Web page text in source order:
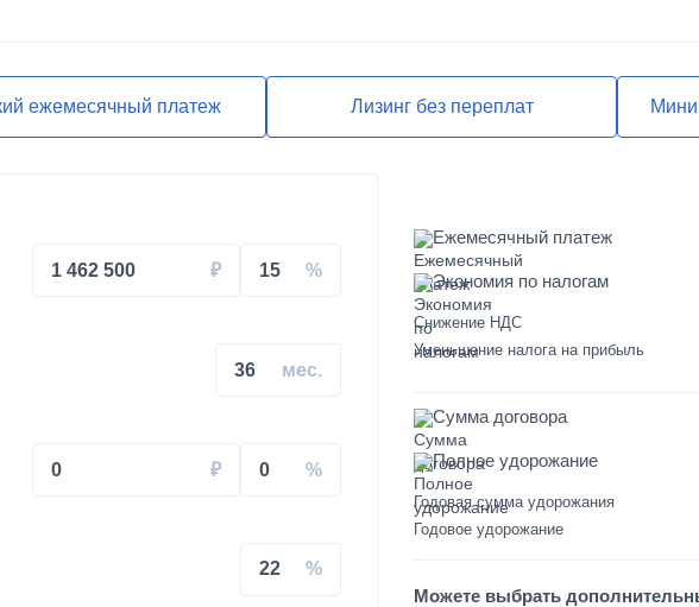
2 850 000
150 000
КАМАЗ
кузова 10 000
салоном
ежемесячный платеж Лизинг без переплат
1 462 500 15
36
0 0
22
Ежемесячный платеж
Экономия по налогам
Снижение НДС
Уменьшение налога на прибыль
Сумма договора
Полное удорожание
Годовая сумма удорожания
Годовое удорожание
Можете выбрать